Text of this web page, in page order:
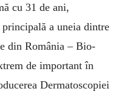
cu 31 de ani,
a uneia dintre
din România – Bio-
de important în
Dermatoscopiei